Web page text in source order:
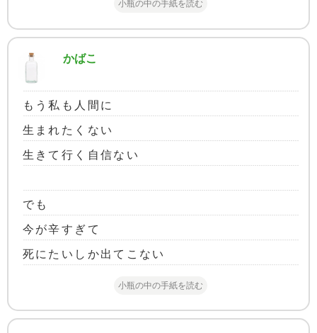
小瓶の中の手紙を読む
かばこ
もう私も人間に
生まれたくない
生きて行く自信ない
でも
今が辛すぎて
死にたいしか出てこない
小瓶の中の手紙を読む